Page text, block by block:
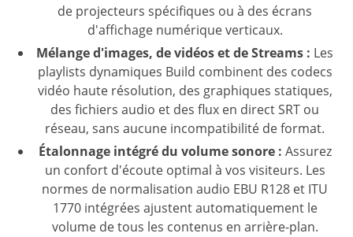
de projecteurs spécifiques ou à des écrans
d'affichage numérique verticaux.
Mélange d'images, de vidéos et de Streams : Les
playlists dynamiques Build combinent des codecs
vidéo haute résolution, des graphiques statiques,
des fichiers audio et des flux en direct SRT ou
réseau, sans aucune incompatibilité de format.
Étalonnage intégré du volume sonore : Assurez
un confort d'écoute optimal à vos visiteurs. Les
normes de normalisation audio EBU R128 et ITU
1770 intégrées ajustent automatiquement le
volume de tous les contenus en arrière-plan.